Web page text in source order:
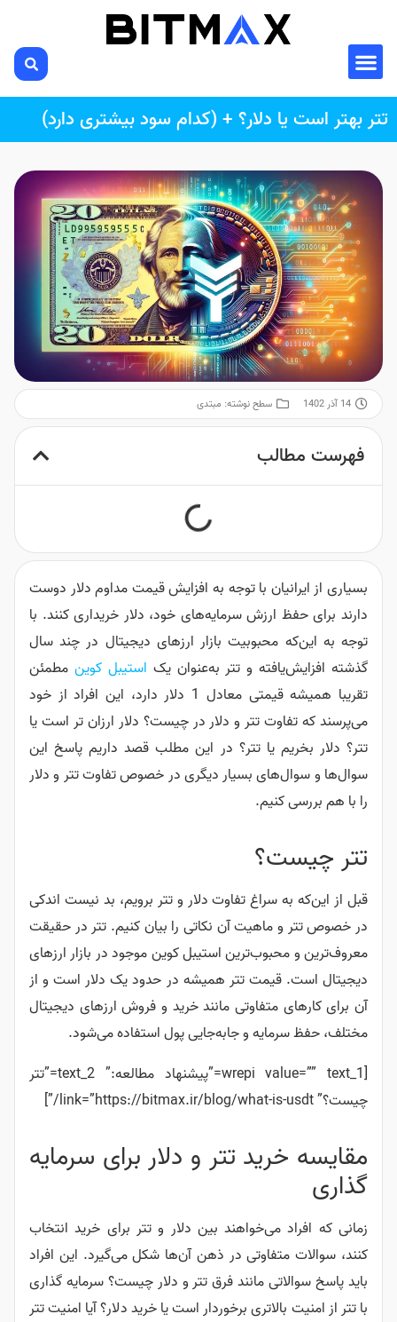
تتر بهتر است یا دلار؟ + (کدام سود بیشتری دارد)
14 آذر 1402 سطح نوشته: مبتدی
فهرست مطالب
بسیاری از ایرانیان با توجه به افزایش قیمت مداوم دلار دوست
دارند برای حفظ ارزش سرمایه‌های خود، دلار خریداری کنند. با
توجه به این‌که محبوبیت بازار ارزهای دیجیتال در چند سال
گذشته افزایش‌یافته و تتر به‌عنوان یک استیبل کوین مطمئن
تقریبا همیشه قیمتی معادل 1 دلار دارد، این افراد از خود
می‌پرسند که تفاوت تتر و دلار در چیست؟ دلار ارزان تر است یا
تتر؟ دلار بخریم یا تتر؟ در این مطلب قصد داریم پاسخ این
سوال‌ها و سوال‌های بسیار دیگری در خصوص تفاوت تتر و دلار
را با هم بررسی کنیم.
تتر چیست؟
قبل از این‌که به سراغ تفاوت دلار و تتر برویم، بد نیست اندکی
در خصوص تتر و ماهیت آن نکاتی را بیان کنیم. تتر در حقیقت
معروف‌ترین و محبوب‌ترین استیبل کوین موجود در بازار ارزهای
دیجیتال است. قیمت تتر همیشه در حدود یک دلار است و از
آن برای کارهای متفاوتی مانند خرید و فروش ارزهای دیجیتال
مختلف، حفظ سرمایه و جابه‌جایی پول استفاده می‌شود.
[wrepi value=”” text_1=”پیشنهاد مطالعه:” text_2=”تتر
چیست؟” link=”https://bitmax.ir/blog/what-is-usdt/”]
مقایسه خرید تتر و دلار برای سرمایه
گذاری
زمانی که افراد می‌خواهند بین دلار و تتر برای خرید انتخاب
کنند، سوالات متفاوتی در ذهن آن‌ها شکل می‌گیرد. این افراد
باید پاسخ سوالاتی مانند فرق تتر و دلار چیست؟ سرمایه گذاری
با تتر از امنیت بالاتری برخوردار است یا خرید دلار؟ آیا امنیت تتر